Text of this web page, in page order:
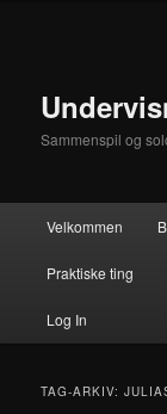
Sammenspil og
Velkommen
Praktiske ting
Log In
TAG-ARKIV: